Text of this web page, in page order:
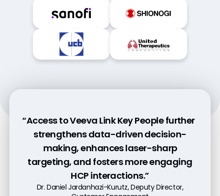
“Access to Veeva Link Key People further
strengthens data-driven decision-
making, enhances laser-sharp
targeting, and fosters more engaging
HCP interactions.”
Dr. Daniel Jardanhazi-Kurutz, Deputy Director,
“Pre-call planning with Link increases
customer engagement by 50% because
it helps our commercial teams better
understand their customers.”
Andres Diaz, Executive Director, Head of Experience
Services and Digital Innovation
“Veeva Link Key People is tremendously
helpful in gaining a 360-degree
understanding of our customers and
predicting their needs.”
Patrick Markt-Niederreiter, VP Digital Excellence